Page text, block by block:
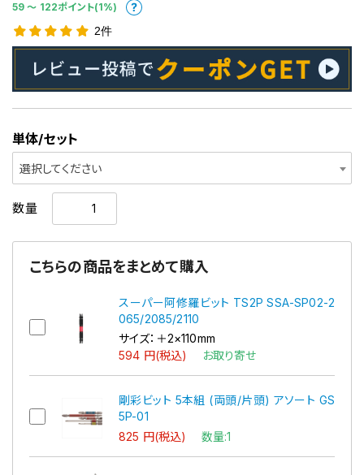
59 〜 122ポイント(1%)
2件
単体/セット
選択してください
数量
こちらの商品をまとめて購入
スーパー阿修羅ビット TS2P SSA-SP02-2
065/2085/2110
サイズ：＋2×110mm
594 円(税込)
お取り寄せ
剛彩ビット 5本組 (両頭/片頭) アソート GS
5P-01
825 円(税込) 数量:1